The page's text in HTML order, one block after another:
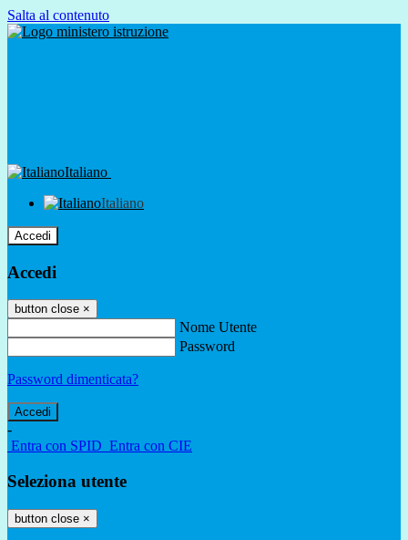
Salta al contenuto
Italiano
Italiano
Accedi
Accedi
button close ×
Nome Utente
Password
Password dimenticata?
-
Entra con SPID Entra con CIE
Seleziona utente
button close ×